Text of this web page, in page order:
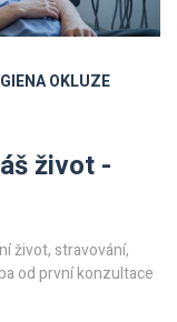
OKLUZE
život -
život, stravování,
od první konzultace